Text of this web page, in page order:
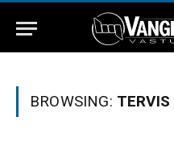
BROWSING: TERVIS